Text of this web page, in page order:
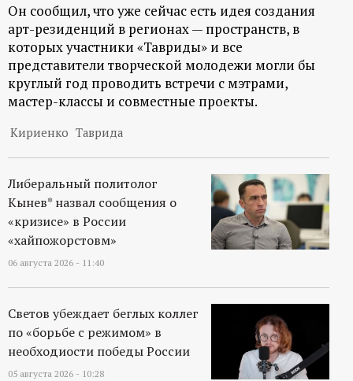
Он сообщил, что уже сейчас есть идея создания
арт-резиденций в регионах — пространств, в
которых участники «Тавриды» и все
представители творческой молодежи могли бы
круглый год проводить встречи с мэтрами,
мастер-классы и совместные проекты.
Кириенко Таврида
Либеральный политолог
Кынев* назвал сообщения о
«кризисе» в России
«хайпожорстовм»
06 августа 2026 - 11:40
Светов убеждает беглых коллег
по «борьбе с режимом» в
необходиости победы России
05 августа 2026 - 10:28